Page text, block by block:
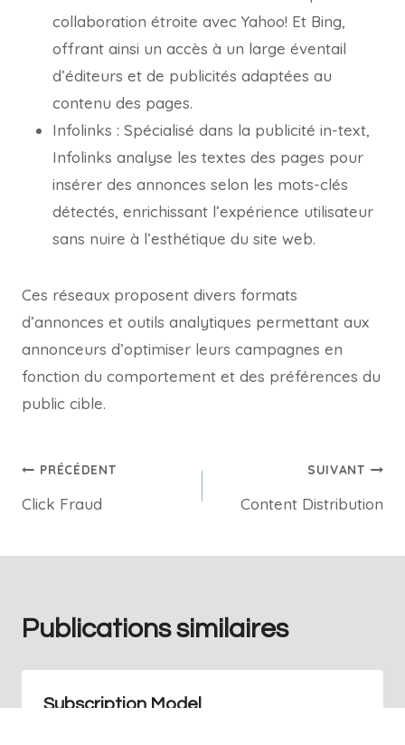
collaboration étroite avec Yahoo! Et Bing,
offrant ainsi un accès à un large éventail
d’éditeurs et de publicités adaptées au
contenu des pages.
Infolinks : Spécialisé dans la publicité in-text,
Infolinks analyse les textes des pages pour
insérer des annonces selon les mots-clés
détectés, enrichissant l’expérience utilisateur
sans nuire à l’esthétique du site web.
Ces réseaux proposent divers formats
d’annonces et outils analytiques permettant aux
annonceurs d’optimiser leurs campagnes en
fonction du comportement et des préférences du
public cible.
PRÉCÉDENT
Click Fraud
SUIVANT
Content Distribution
Publications similaires
Subscription Model